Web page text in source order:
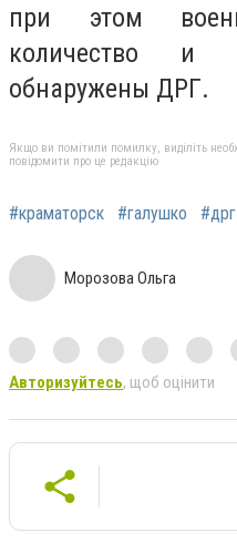
при этом
количество и
обнаружены ДРГ.
Якщо ви помітили помилку, виділіть
повідомити про це редакцію
#краматорск #галушко #дрг
Морозова Ольга
Авторизуйтесь, щоб оцінити